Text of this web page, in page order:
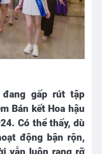
gấp rút tập
Bán kết Hoa hậu
Có thể thấy, dù
động bận rộn,